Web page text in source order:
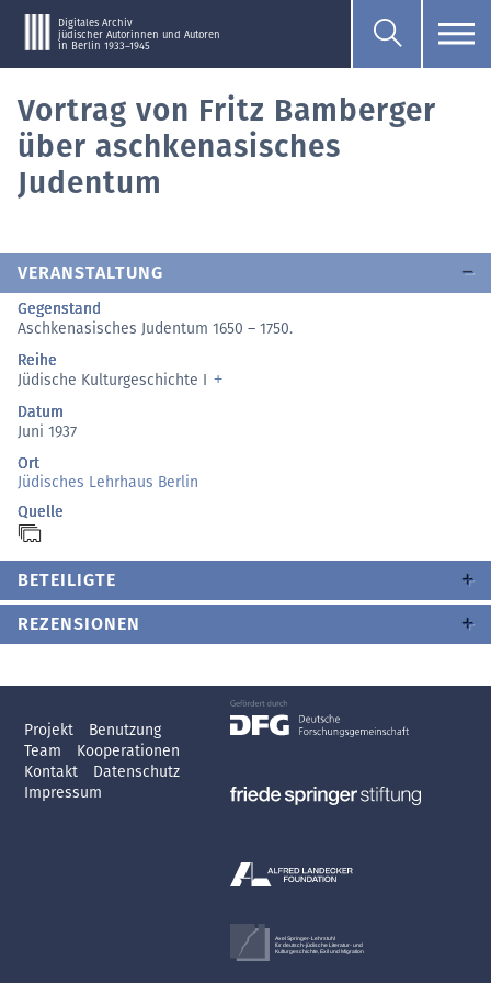
Digitales Archiv
jüdischer Autorinnen und Autoren
in Berlin 1933–1945
Vortrag von Fritz Bamberger
über aschkenasisches
Judentum
VERANSTALTUNG
Gegenstand
Aschkenasisches Judentum 1650 – 1750.
Reihe
Jüdische Kulturgeschichte I
Datum
Juni 1937
Ort
Jüdisches Lehrhaus Berlin
Quelle
BETEILIGTE
REZENSIONEN
Projekt
Benutzung
Team
Kooperationen
Kontakt
Datenschutz
Impressum
Axel Springer-Lehrstuhl
für deutsch-jüdische Literatur- und
Kulturgeschichte, Exil und Migration